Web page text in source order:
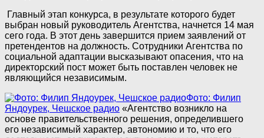
Главный этап конкурса, в результате которого будет
выбран новый руководитель Агентства, начнется 14 мая
сего года. В этот день завершится прием заявлений от
претендентов на должность. Сотрудники Агентства по
социальной адаптации высказывают опасения, что на
директорский пост может быть поставлен человек не
являющийся независимым.
Фото: Филип
Яндоурек, Чешское радио «Агентство возникло на
основе правительственного решения, определившего
его независимый характер, автономию и то, что его